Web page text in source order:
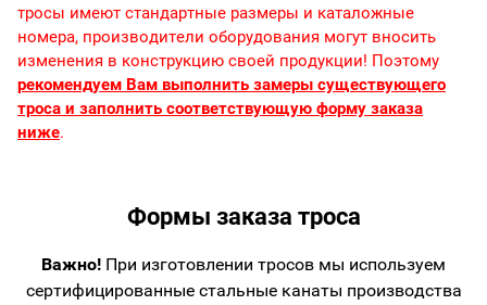
тросы имеют стандартные размеры и каталожные
номера, производители оборудования могут вносить
изменения в конструкцию своей продукции! Поэтому
рекомендуем Вам выполнить замеры существующего
троса и заполнить соответствующую форму заказа
ниже.
Формы заказа троса
Важно! При изготовлении тросов мы используем
сертифицированные стальные канаты производства